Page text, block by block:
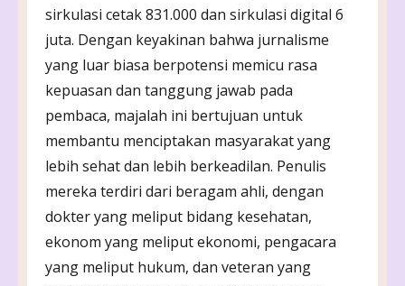
sirkulasi cetak 831.000 dan sirkulasi digital 6
juta. Dengan keyakinan bahwa jurnalisme
yang luar biasa berpotensi memicu rasa
kepuasan dan tanggung jawab pada
pembaca, majalah ini bertujuan untuk
membantu menciptakan masyarakat yang
lebih sehat dan lebih berkeadilan. Penulis
mereka terdiri dari beragam ahli, dengan
dokter yang meliput bidang kesehatan,
ekonom yang meliput ekonomi, pengacara
yang meliput hukum, dan veteran yang